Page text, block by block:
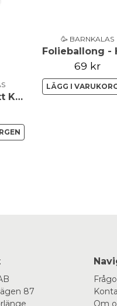
Ballongbukett Katt Svart Vit Guld
🥳 BARNKALAS
69 kr
LÄGG I
87
Om